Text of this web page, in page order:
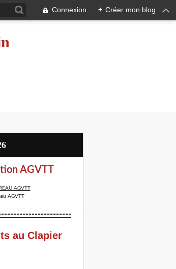
Connexion + Créer mon blog
AGVTT
AGVTT
au Clapier